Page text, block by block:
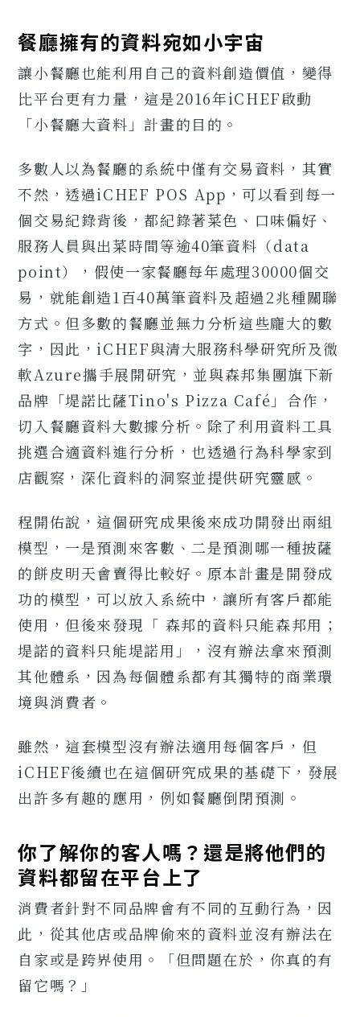
餐廳擁有的資料宛如小宇宙
讓小餐廳也能利用自己的資料創造價值，變得
比平台更有力量，這是2016年iCHEF啟動
「小餐廳大資料」計畫的目的。
多數人以為餐廳的系統中僅有交易資料，其實
不然，透過iCHEF POS App，可以看到每一
個交易紀錄背後，都紀錄著菜色、口味偏好、
服務人員與出菜時間等逾40筆資料（data
point），假使一家餐廳每年處理30000個交
易，就能創造1百40萬筆資料及超過2兆種關聯
方式。但多數的餐廳並無力分析這些龐大的數
字，因此，iCHEF與清大服務科學研究所及微
軟Azure攜手展開研究，並與森邦集團旗下新
品牌「堤諾比薩Tino's Pizza Café」合作，
切入餐廳資料大數據分析。除了利用資料工具
挑選合適資料進行分析，也透過行為科學家到
店觀察，深化資料的洞察並提供研究靈感。
程開佑說，這個研究成果後來成功開發出兩組
模型，一是預測來客數、二是預測哪一種披薩
的餅皮明天會賣得比較好。原本計畫是開發成
功的模型，可以放入系統中，讓所有客戶都能
使用，但後來發現「 森邦的資料只能森邦用；
堤諾的資料只能堤諾用」，沒有辦法拿來預測
其他體系，因為每個體系都有其獨特的商業環
境與消費者。
雖然，這套模型沒有辦法適用每個客戶，但
iCHEF後續也在這個研究成果的基礎下，發展
出許多有趣的應用，例如餐廳倒閉預測。
你了解你的客人嗎？還是將他們的
資料都留在平台上了
消費者針對不同品牌會有不同的互動行為，因
此，從其他店或品牌偷來的資料並沒有辦法在
自家或是跨界使用。「但問題在於，你真的有
留它嗎？」